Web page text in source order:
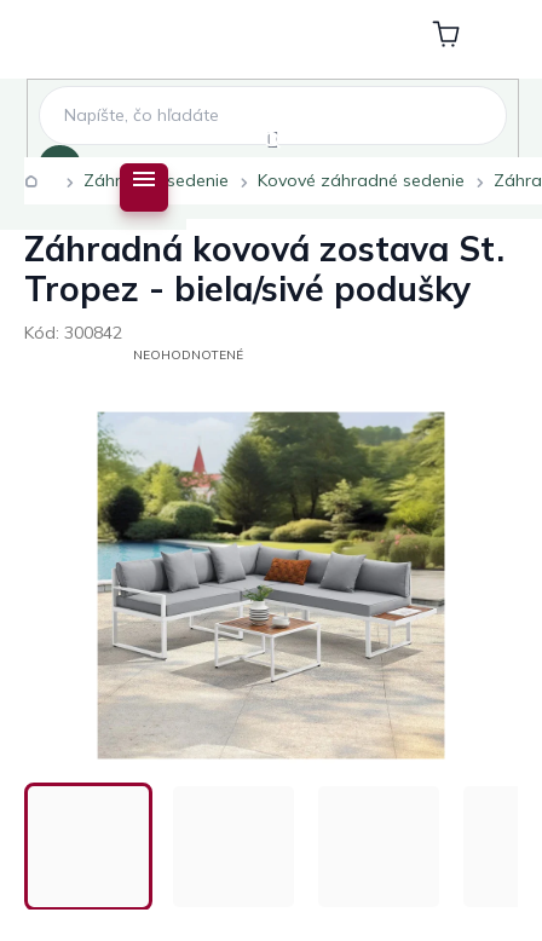
Nákupný
košík
DomovZáhradné sedenie Kovové záhradné sedenie
Záhradná kovová zostava St.
Tropez - biela/sivé podušky
Kód: 300842
PRIEMERNÉ
HVIEZDIČIEK.
NEOHODNOTENÉ